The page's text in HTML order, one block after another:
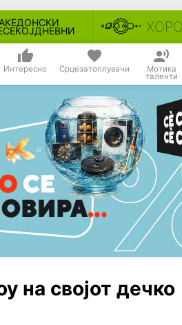
Интересно Срцезатоплувачи Мотика
таленти
на својот дечко